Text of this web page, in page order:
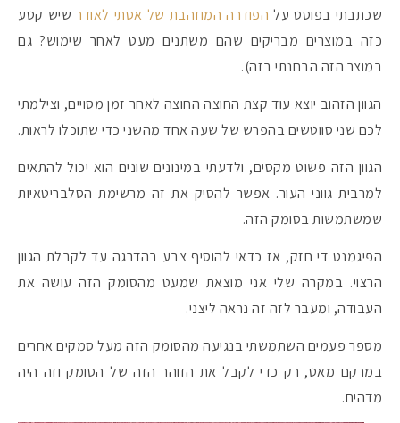
שכתבתי בפוסט על הפודרה המוזהבת של אסתי לאודרשיש קטע
כזה במוצרים מבריקים שהם משתנים מעט לאחר שימוש? גם
במוצר הזה הבחנתי בזה).
הגוון הזהוב יוצא עוד קצת החוצה החוצה לאחר זמן מסויים, וצילמתי
לכם שני סווטשים בהפרש של שעה אחד מהשני כדי שתוכלו לראות.
הגוון הזה פשוט מקסים, ולדעתי במינונים שונים הוא יכול להתאים
למרבית גווני העור. אפשר להסיק את זה מרשימת הסלבריטאיות
שמשתמשות בסומק הזה.
הפיגמנט די חזק, אז כדאי להוסיף צבע בהדרגה עד לקבלת הגוון
הרצוי. במקרה שלי אני מוצאת שמעט מהסומק הזה עושה את
העבודה, ומעבר לזה זה נראה ליצני.
מספר פעמים השתמשתי בנגיעה מהסומק הזה מעל סמקים אחרים
במרקם מאט, רק כדי לקבל את הזוהר הזה של הסומק וזה היה
מדהים.